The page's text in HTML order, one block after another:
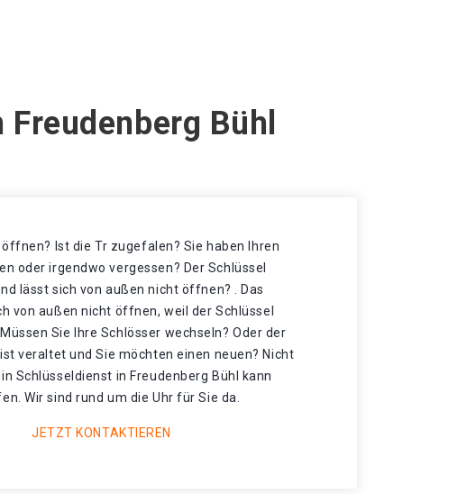
Bühl
Ist die Tr zugefalen? Sie haben Ihren
oder irgendwo vergessen? Der Schlüssel
lässt sich von außen nicht öffnen? . Das
von außen nicht öffnen, weil der Schlüssel
Sie Ihre Schlösser wechseln? Oder der
veraltet und Sie möchten einen neuen? Nicht
Schlüsseldienst in Freudenberg Bühl kann
Wir sind rund um die Uhr für Sie da.
JETZT KONTAKTIEREN